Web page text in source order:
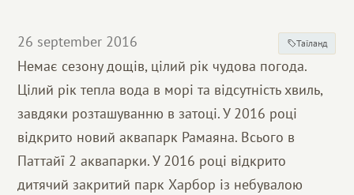
Партнерам
Благотворительность
26 september 2016 Таїланд
Немає сезону дощів, цілий рік чудова погода.
Цілий рік тепла вода в морі та відсутність хвиль,
завдяки розташуванню в затоці. У 2016 році
відкрито новий аквапарк Рамаяна. Всього в
Паттайї 2 аквапарки. У 2016 році відкрито
дитячий закритий парк Харбор із небувалою